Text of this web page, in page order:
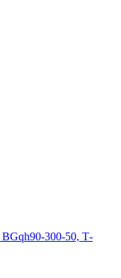
BGqh90-300-50, Т-